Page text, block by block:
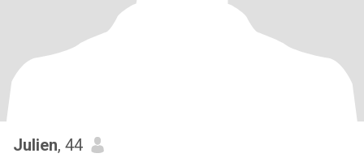
Julien, 44